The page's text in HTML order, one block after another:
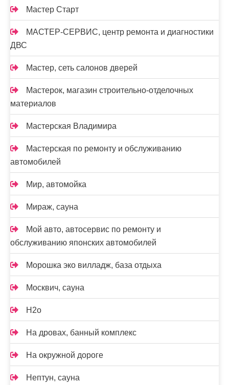
Мастер Старт
МАСТЕР-СЕРВИС, центр ремонта и диагностики
ДВС
Мастер, сеть салонов дверей
Мастерок, магазин строительно-отделочных
материалов
Мастерская Владимира
Мастерская по ремонту и обслуживанию
автомобилей
Мир, автомойка
Мираж, сауна
Мой авто, автосервис по ремонту и
обслуживанию японских автомобилей
Морошка эко вилладж, база отдыха
Москвич, сауна
Н2о
На дровах, банный комплекс
На окружной дороге
Нептун, сауна